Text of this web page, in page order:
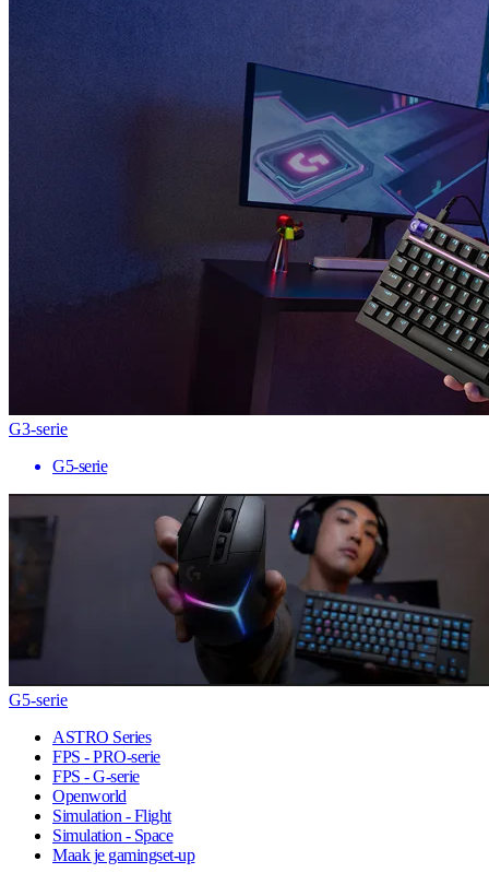
G3-serie
G5-serie
G5-serie
ASTRO Series
FPS - PRO-serie
FPS - G-serie
Openworld
Simulation - Flight
Simulation - Space
Maak je gamingset-up